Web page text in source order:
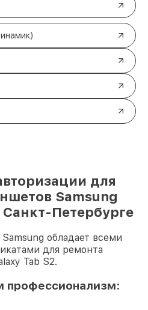
для
Samsung
Санкт-Петербурге
обладает всеми
для ремонта
Tab S2.
профессионализм: